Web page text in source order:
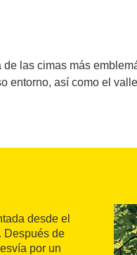
las cimas más
entorno, así como el
desde el
Después de
por un